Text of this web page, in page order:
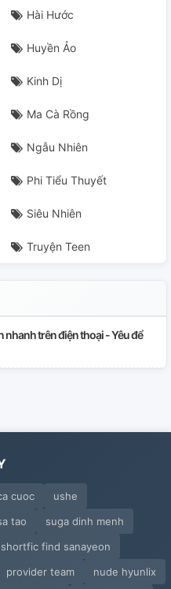
Hài Hước
Huyền Ảo
Kinh Dị
Ma Cà Rồng
Ngẫu Nhiên
Phi Tiểu Thuyết
Siêu Nhiên
Truyện Teen
trên điện thoại - Yêu để
cuoc
ushe
tao
suga dinh menh
shortfic find sanayeon
provider team nude hyunlix